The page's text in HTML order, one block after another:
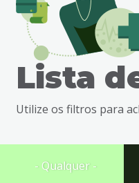
busca
Ir
Lista
Utilize os filtros para
- Qualquer -